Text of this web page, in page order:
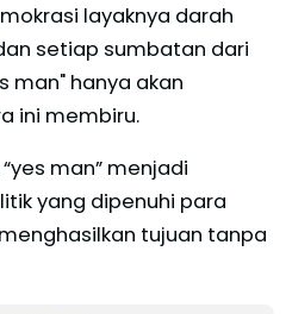
layaknya darah
setiap sumbatan dari
man" hanya akan
ini membiru.
man” menjadi
yang dipenuhi para
tujuan tanpa